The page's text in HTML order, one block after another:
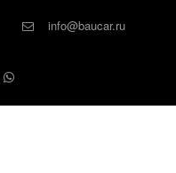
info@baucar.ru